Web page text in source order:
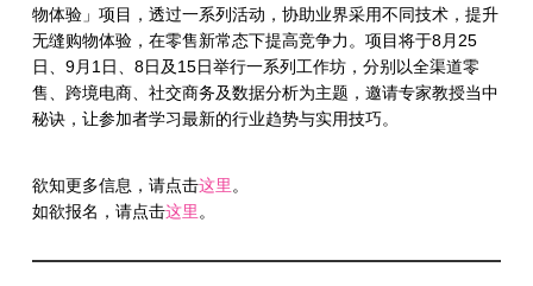
物体验」项目，透过一系列活动，协助业界采用不同技术，提升
无缝购物体验，在零售新常态下提高竞争力。项目将于8月25
日、9月1日、8日及15日举行一系列工作坊，分别以全渠道零
售、跨境电商、社交商务及数据分析为主题，邀请专家教授当中
秘诀，让参加者学习最新的行业趋势与实用技巧。
欲知更多信息，请点击这里 。
如欲报名，请点击这里 。